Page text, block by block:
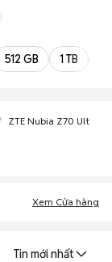
512 GB 1 TB
ZTE Nubia Z70 Ultra
Xem Cửa hàng
Tin mới nhất